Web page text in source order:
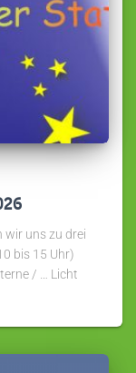
wir uns zu drei
bis 15 Uhr)
/ … Licht